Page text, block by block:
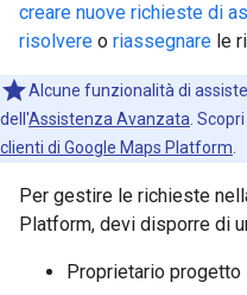
creare nuove richieste di
risolvere o riassegnare le
Alcune funzionalità di
dell'Assistenza Avanzata .
clienti di Google Maps Platform
Per gestire le richieste
Platform, devi disporre di
Proprietario progetto